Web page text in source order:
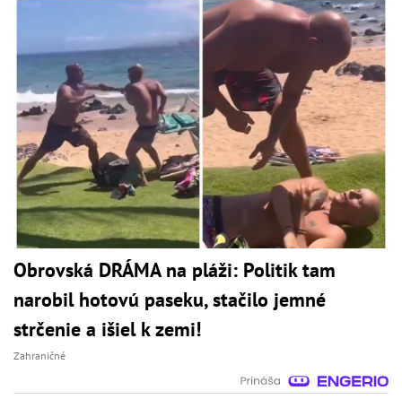
Obrovská DRÁMA na pláži: Politik tam
narobil hotovú paseku, stačilo jemné
strčenie a išiel k zemi!
Zahraničné